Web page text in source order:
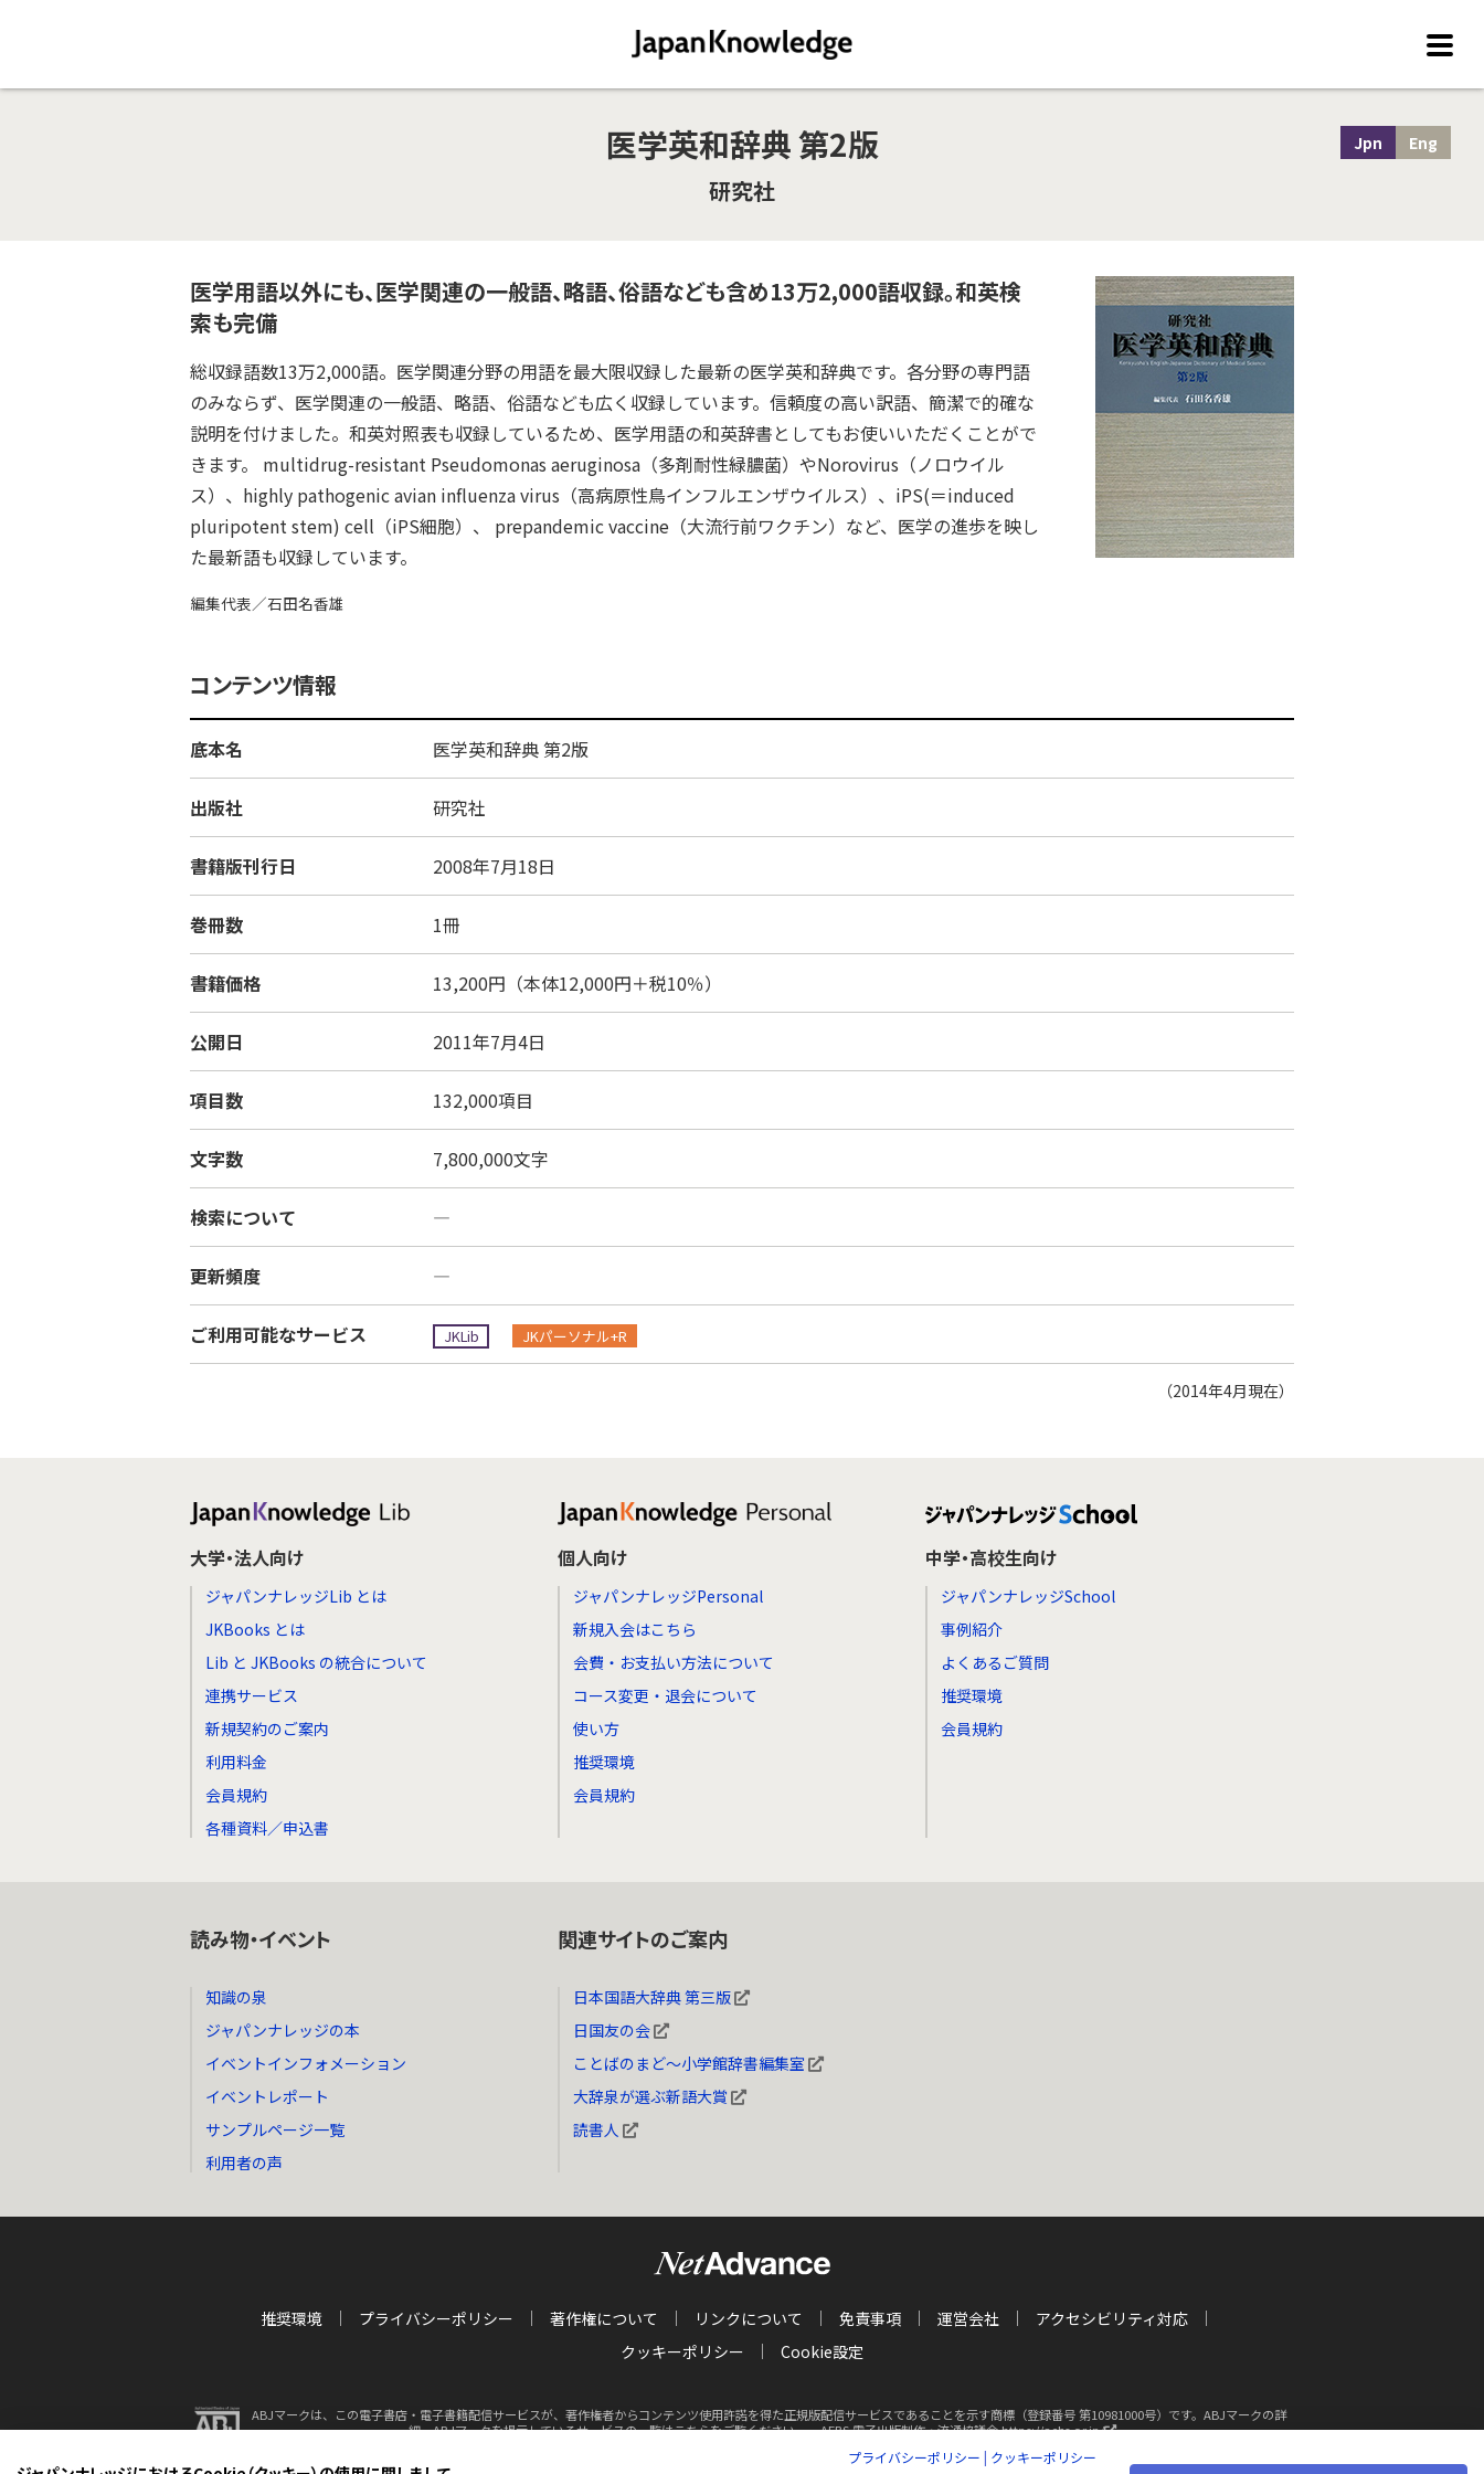
医学英和辞典 第2版
研究社
Jpn Eng
医学用語以外にも、医学関連の一般語、略語、俗語なども含め13万2,000語収録。和英検
索も完備
総収録語数13万2,000語。医学関連分野の用語を最大限収録した最新の医学英和辞典です。各分野の専門語
のみならず、医学関連の一般語、略語、俗語なども広く収録しています。信頼度の高い訳語、簡潔で的確な
説明を付けました。和英対照表も収録しているため、医学用語の和英辞書としてもお使いいただくことがで
きます。 multidrug-resistant Pseudomonas aeruginosa（多剤耐性緑膿菌）やNorovirus（ノロウイル
ス）、highly pathogenic avian influenza virus（高病原性鳥インフルエンザウイルス）、iPS(＝induced
pluripotent stem) cell（iPS細胞）、 prepandemic vaccine（大流行前ワクチン）など、医学の進歩を映し
た最新語も収録しています。
編集代表／石田名香雄
コンテンツ情報
底本名 医学英和辞典 第2版
出版社 研究社
書籍版刊行日 2008年7月18日
巻冊数 1冊
書籍価格 13,200円（本体12,000円＋税10％）
公開日 2011年7月4日
項目数 132,000項目
文字数 7,800,000文字
検索について ―
更新頻度 ―
ご利用可能なサービス JKLib JKパーソナル+R
（2014年4月現在）
大学・法人向け
ジャパンナレッジLib とは
JKBooks とは
Lib と JKBooks の統合について
連携サービス
新規契約のご案内
利用料金
会員規約
各種資料／申込書
個人向け
ジャパンナレッジPersonal
新規入会はこちら
会費・お支払い方法について
コース変更・退会について
使い方
推奨環境
会員規約
中学・高校生向け
ジャパンナレッジSchool
事例紹介
よくあるご質問
推奨環境
会員規約
読み物・イベント
知識の泉
ジャパンナレッジの本
イベントインフォメーション
イベントレポート
サンプルページ一覧
利用者の声
関連サイトのご案内
日本国語大辞典 第三版
日国友の会
ことばのまど～小学館辞書編集室
大辞泉が選ぶ新語大賞
読書人
推奨環境 プライバシーポリシー 著作権について リンクについて 免責事項 運営会社
アクセシビリティ対応
クッキーポリシー
Cookie設定
ABJマークは、この電子書店・電子書籍配信サービスが、著作権者からコンテンツ使用許諾を得た正規版配信サービスであることを示す商標（登録番号 第10981000号）です。ABJマークの詳
細、ABJマークを掲示しているサービスの一覧はこちらをご覧ください。
AEBS 電子出版制作・流通協議会 https://aebs.or.jp/
新
プライバシーポリシー | クッキーポリシー